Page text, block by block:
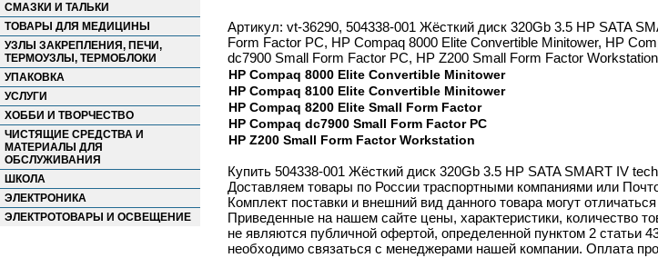
СМАЗКИ И ТАЛЬКИ
ТОВАРЫ ДЛЯ МЕДИЦИНЫ
УЗЛЫ ЗАКРЕПЛЕНИЯ, ПЕЧИ,
ТЕРМОУЗЛЫ, ТЕРМОБЛОКИ
УПАКОВКА
УСЛУГИ
ХОББИ И ТВОРЧЕСТВО
ЧИСТЯЩИЕ СРЕДСТВА И
МАТЕРИАЛЫ ДЛЯ
ОБСЛУЖИВАНИЯ
ШКОЛА
ЭЛЕКТРОНИКА
ЭЛЕКТРОТОВАРЫ И ОСВЕЩЕНИЕ
Артикул: vt-36290, 504338-001 Жёсткий диск 320Gb 3.5 HP SATA
Form Factor PC, HP Compaq 8000 Elite Convertible Minitower, HP
dc7900 Small Form Factor PC, HP Z200 Small Form Factor
HP Compaq 8000 Elite Convertible Minitower
HP Compaq 8100 Elite Convertible Minitower
HP Compaq 8200 Elite Small Form Factor
HP Compaq dc7900 Small Form Factor PC
HP Z200 Small Form Factor Workstation
Купить 504338-001 Жёсткий диск 320Gb 3.5 HP SATA SMART IV
Доставляем товары по России траспортными компаниями или
Комплект поставки и внешний вид данного товара могут
Приведенные на нашем сайте цены, характеристики, количество
не являются публичной офертой, определенной пунктом 2 статьи
необходимо связаться с менеджерами нашей компании. Оплата